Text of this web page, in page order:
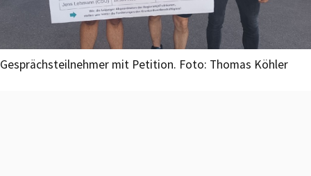
Gesprächsteilnehmer mit Petition. Foto: Thomas Köhler